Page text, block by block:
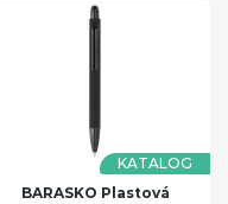
KATALOG
BARASKO Plastová